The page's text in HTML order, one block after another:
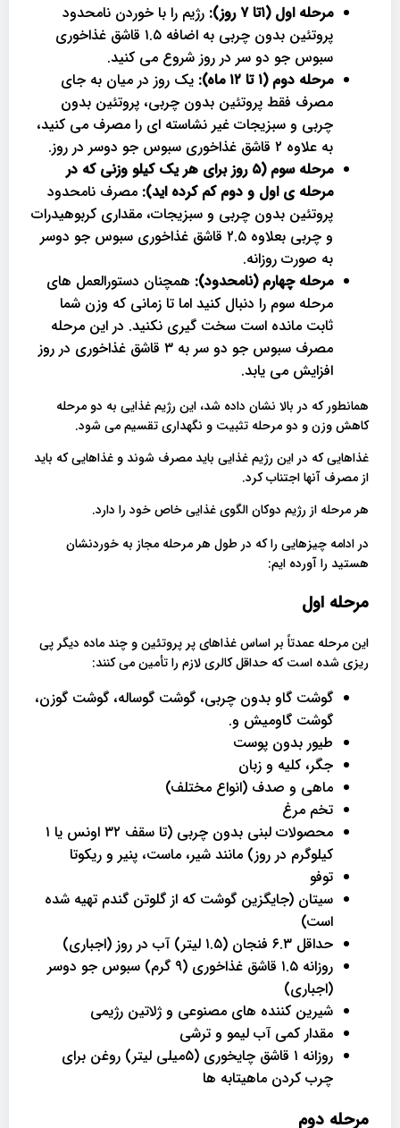
مرحله اول (۱تا ۷ روز):
رژیم را با خوردن نامحدود
پروتئین بدون چربی به اضافه ۱.۵ قاشق غذاخوری
سبوس جو دو سر در روز شروع می کنید.
مرحله دوم (۱ تا ۱۲ ماه):
یک روز در میان به جای
مصرف فقط پروتئین بدون چربی، پروتئین بدون
چربی و سبزیجات غیر نشاسته ای را مصرف می کنید،
به علاوه ۲ قاشق غذاخوری سبوس جو دوسر در روز.
مرحله سوم (۵ روز برای هر یک کیلو وزنی که در
مرحله ی اول و دوم کم کرده اید): مصرف نامحدود
پروتئین بدون چربی و سبزیجات، مقداری کربوهیدرات
و چربی بعلاوه ۲.۵ قاشق غذاخوری سبوس جو دوسر
به صورت روزانه.
مرحله چهارم (نامحدود): همچنان دستورالعمل های
مرحله سوم را دنبال کنید اما تا زمانی که وزن شما
ثابت مانده است سخت گیری نکنید. در این مرحله
مصرف سبوس جو دو سر به ۳ قاشق غذاخوری در روز
افزایش می یابد.
همانطور که در بالا نشان داده شد، این رژیم غذایی به دو مرحله
کاهش وزن و دو مرحله تثبیت و نگهداری تقسیم می شود.
غذاهایی که در این رژیم غذایی باید مصرف شوند و غذاهایی که باید
از مصرف آنها اجتناب کرد.
هر مرحله از رژیم دوکان الگوی غذایی خاص خود را دارد.
در ادامه چیزهایی را که در طول هر مرحله مجاز به خوردنشان
هستید را آورده ایم:
مرحله اول
این مرحله عمدتاً بر اساس غذاهای پر پروتئین و چند ماده دیگر پی
ریزی شده است که حداقل کالری لازم را تأمین می کنند:
گوشت گاو بدون چربی، گوشت گوساله، گوشت گوزن،
گوشت گاومیش و.
طیور بدون پوست
جگر، کلیه و زبان
ماهی و صدف (انواع مختلف)
تخم مرغ
محصولات لبنی بدون چربی (تا سقف ۳۲ اونس یا ۱
کیلوگرم در روز) مانند شیر، ماست، پنیر و ریکوتا
توفو
سیتان (جایگزین گوشت که از گلوتن گندم تهیه شده
است)
حداقل ۶.۳ فنجان (۱.۵ لیتر) آب در روز (اجباری)
روزانه ۱.۵ قاشق غذاخوری (۹ گرم) سبوس جو دوسر
(اجباری)
شیرین کننده های مصنوعی و ژلاتین رژیمی
مقدار کمی آب لیمو و ترشی
روزانه ۱ قاشق چایخوری (۵میلی لیتر) روغن برای
چرب کردن ماهیتابه ها
مرحله دوم